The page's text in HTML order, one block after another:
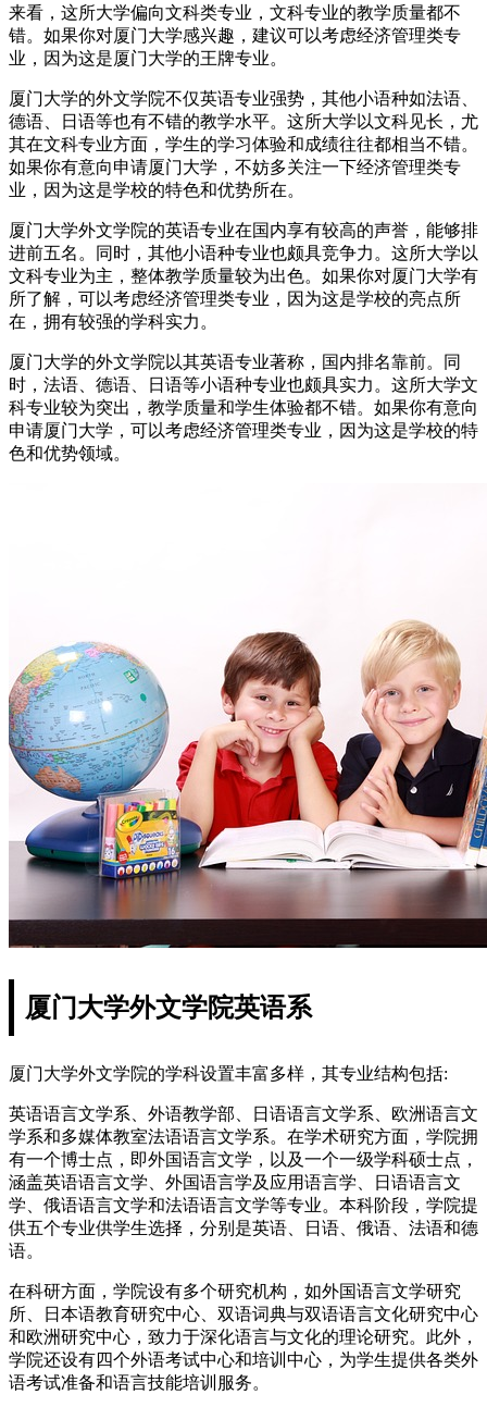
来看，这所大学偏向文科类专业，文科专业的教学质量都不
错。如果你对厦门大学感兴趣，建议可以考虑经济管理类专
业，因为这是厦门大学的王牌专业。
厦门大学的外文学院不仅英语专业强势，其他小语种如法语、
德语、日语等也有不错的教学水平。这所大学以文科见长，尤
其在文科专业方面，学生的学习体验和成绩往往都相当不错。
如果你有意向申请厦门大学，不妨多关注一下经济管理类专
业，因为这是学校的特色和优势所在。
厦门大学外文学院的英语专业在国内享有较高的声誉，能够排
进前五名。同时，其他小语种专业也颇具竞争力。这所大学以
文科专业为主，整体教学质量较为出色。如果你对厦门大学有
所了解，可以考虑经济管理类专业，因为这是学校的亮点所
在，拥有较强的学科实力。
厦门大学的外文学院以其英语专业著称，国内排名靠前。同
时，法语、德语、日语等小语种专业也颇具实力。这所大学文
科专业较为突出，教学质量和学生体验都不错。如果你有意向
申请厦门大学，可以考虑经济管理类专业，因为这是学校的特
色和优势领域。
厦门大学外文学院英语系
厦门大学外文学院的学科设置丰富多样，其专业结构包括:
英语语言文学系、外语教学部、日语语言文学系、欧洲语言文
学系和多媒体教室法语语言文学系。在学术研究方面，学院拥
有一个博士点，即外国语言文学，以及一个一级学科硕士点，
涵盖英语语言文学、外国语言学及应用语言学、日语语言文
学、俄语语言文学和法语语言文学等专业。本科阶段，学院提
供五个专业供学生选择，分别是英语、日语、俄语、法语和德
语。
在科研方面，学院设有多个研究机构，如外国语言文学研究
所、日本语教育研究中心、双语词典与双语语言文化研究中心
和欧洲研究中心，致力于深化语言与文化的理论研究。此外，
学院还设有四个外语考试中心和培训中心，为学生提供各类外
语考试准备和语言技能培训服务。